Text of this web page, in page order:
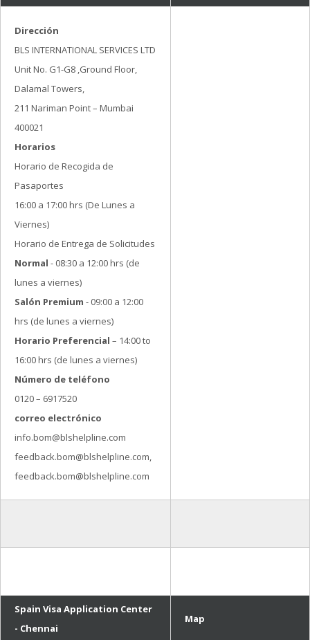
Dirección
BLS INTERNATIONAL SERVICES LTD
Unit No. G1-G8 ,Ground Floor,
Dalamal Towers,
211 Nariman Point – Mumbai
400021
Horarios
Horario de Recogida de
Pasaportes
16:00 a 17:00 hrs (De Lunes a
Viernes)
Horario de Entrega de Solicitudes
Normal - 08:30 a 12:00 hrs (de
lunes a viernes)
Salón Premium - 09:00 a 12:00
hrs (de lunes a viernes)
Horario Preferencial – 14:00 to
16:00 hrs (de lunes a viernes)
Número de teléfono
0120 – 6917520
correo electrónico
info.bom@blshelpline.com
feedback.bom@blshelpline.com,
feedback.bom@blshelpline.com
Spain Visa Application Center
- Chennai
Map